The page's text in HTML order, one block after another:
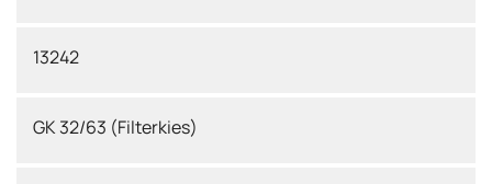
13242
GK 32/63 (Filterkies)